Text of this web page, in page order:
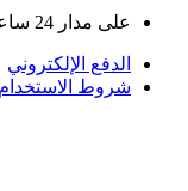
على مدار 24 ساعة في اليوم، 7 أيام في الأسبوع
الدفع الإلكتروني
شروط الاستخدام